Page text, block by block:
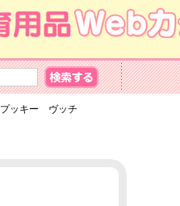
プッキー ヴッチ